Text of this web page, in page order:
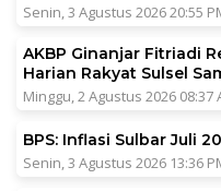
Senin, 3 Agustus 2026 20:55
AKBP Ginanjar Fitriadi
Harian Rakyat Sulsel
Minggu, 2 Agustus 2026 08:37
BPS: Inflasi Sulbar Juli
Senin, 3 Agustus 2026 13:36